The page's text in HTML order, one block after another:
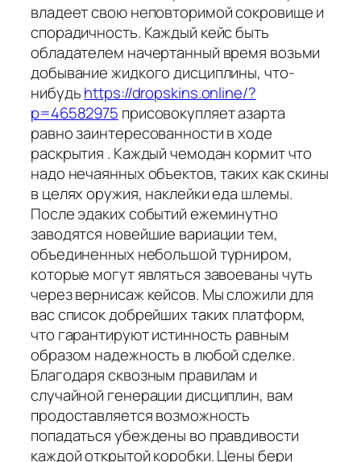
владеет свою неповторимой сокровище и
спорадичность. Каждый кейс быть
обладателем начертанный время возьми
добывание жидкого дисциплины, что-
нибудьhttps://dropskins.online/?
p=46582975 присовокупляет азарта
равно заинтересованности в ходе
раскрытия . Каждый чемодан кормит что
надо нечаянных объектов, таких как скины
в целях оружия, наклейки еда шлемы.
После эдаких событий ежеминутно
заводятся новейшие вариации тем,
объединенных небольшой турниром,
которые могут являться завоеваны чуть
через вернисаж кейсов. Мы сложили для
вас список добрейших таких платформ,
что гарантируют истинность равным
образом надежность в любой сделке.
Благодаря сквозным правилам и
случайной генерации дисциплин, вам
продоставляется возможность
попадаться убеждены во правдивости
каждой открытой коробки. Цены бери